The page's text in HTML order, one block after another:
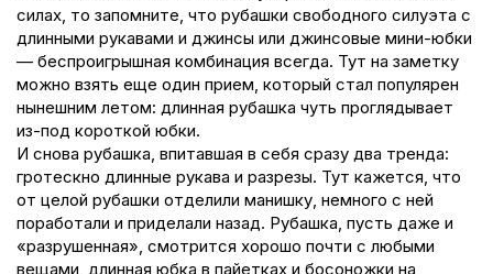
силах, то запомните, что рубашки свободного силуэта с
длинными рукавами и джинсы или джинсовые мини-юбки
— беспроигрышная комбинация всегда. Тут на заметку
можно взять еще один прием, который стал популярен
нынешним летом: длинная рубашка чуть проглядывает
из-под короткой юбки.
И снова рубашка, впитавшая в себя сразу два тренда:
гротескно длинные рукава и разрезы. Тут кажется, что
от целой рубашки отделили манишку, немного с ней
поработали и приделали назад. Рубашка, пусть даже и
«разрушенная», смотрится хорошо почти с любыми
вещами, длинная юбка в пайетках и босоножки на